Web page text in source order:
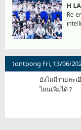
H
Re-
tontpong Fri, 13/06/
ยังไมมีรายละเ
ไหนเพิ่มได้ ?